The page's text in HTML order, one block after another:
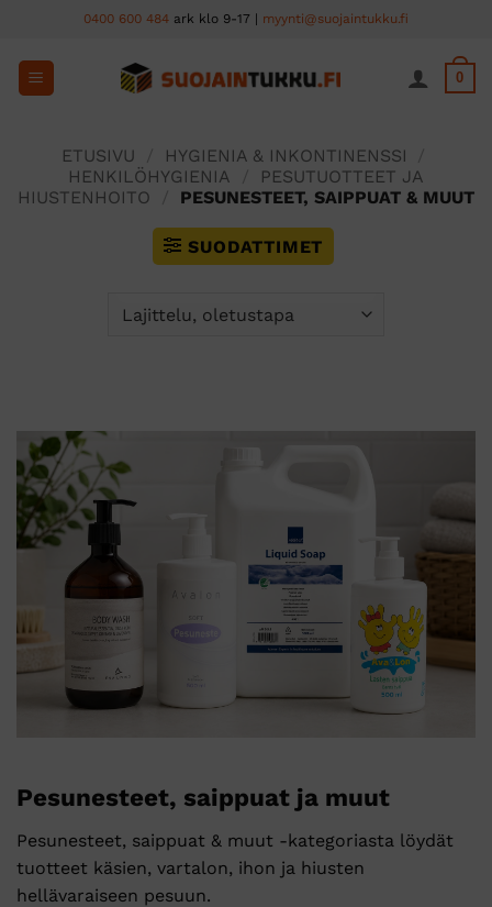
content
0400 600 484 ark klo 9-17 | myynti@suojaintukku.fi
0
ETUSIVU HYGIENIA & INKONTINENSSI
HENKILÖHYGIENIA
PESUTUOTTEET JA
HIUSTENHOITO
PESUNESTEET, SAIPPUAT & MUUT
SUODATTIMET
Pesunesteet, saippuat ja muut
Pesunesteet, saippuat & muut -kategoriasta löydät
tuotteet käsien, vartalon, ihon ja hiusten
hellävaraiseen pesuun.